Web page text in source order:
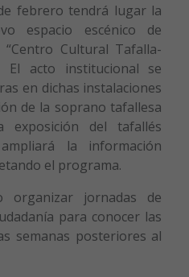
febrero tendrá lugar la
espacio escénico de
Cultural Tafalla-
El acto institucional se
en dichas instalaciones
de la soprano tafallesa
exposición del tafallés
la información
el programa.
organizar jornadas de
para conocer las
semanas posteriores al